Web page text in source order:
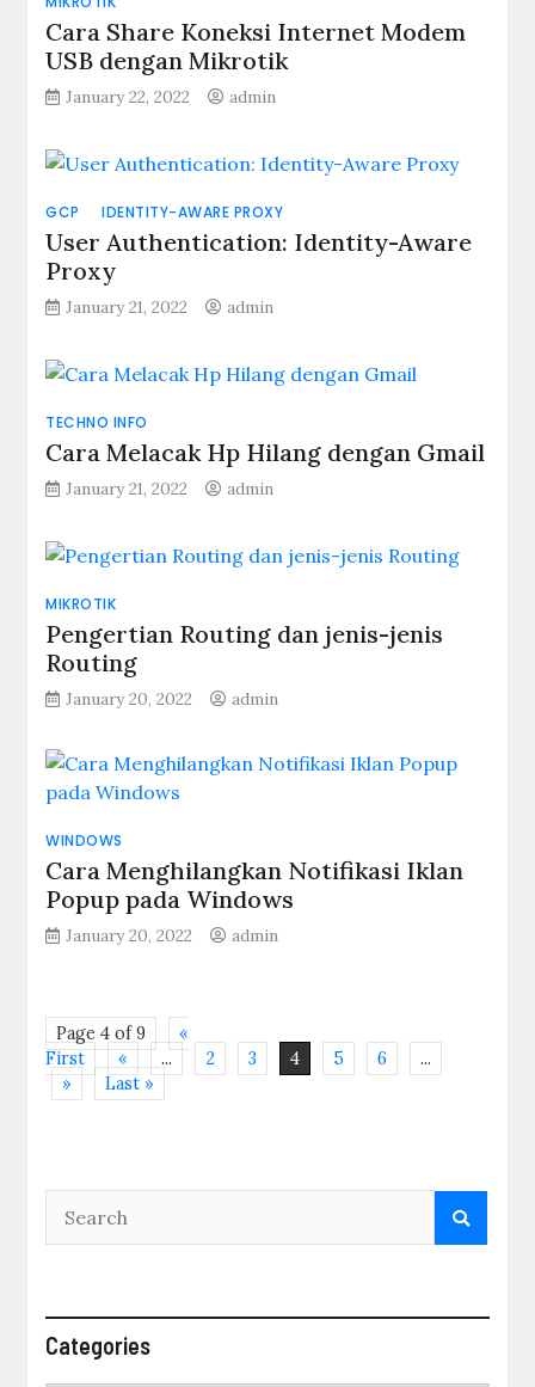
Cara Share Koneksi Internet Modem
USB dengan Mikrotik
January 22, 2022 admin
GCP IDENTITY-AWARE PROXY
User Authentication: Identity-Aware
Proxy
January 21, 2022 admin
TECHNO INFO
Cara Melacak Hp Hilang dengan Gmail
January 21, 2022 admin
MIKROTIK
Pengertian Routing dan jenis-jenis
Routing
January 20, 2022 admin
WINDOWS
Cara Menghilangkan Notifikasi Iklan
Popup pada Windows
January 20, 2022 admin
Page 4 of 9
«
First
« ... 2 3 4 5 6
...
»
Last »
Categories